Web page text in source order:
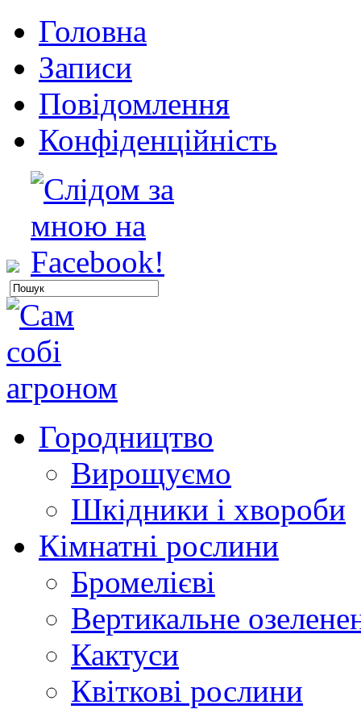
Головна
Записи
Повідомлення
Конфіденційність
Городництво
Вирощуємо
Шкідники і хвороби
Кімнатні рослини
Бромелієві
Вертикальне
Кактуси
Квіткові рослини